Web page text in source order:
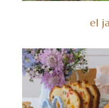
el